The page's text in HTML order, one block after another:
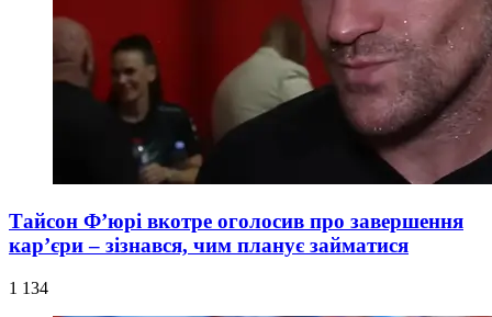
Тайсон Ф’юрі вкотре оголосив про завершення
кар’єри – зізнався, чим планує займатися
1 134